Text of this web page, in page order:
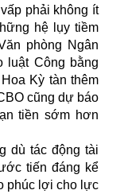
vấp phải không ít
hệ lụy tiềm
phòng Ngân
luật Công bằng
Kỳ tàn thêm
cũng dự báo
tiền sớm hơn
dù tác động tài
tiến đáng kể
phúc lợi cho lực